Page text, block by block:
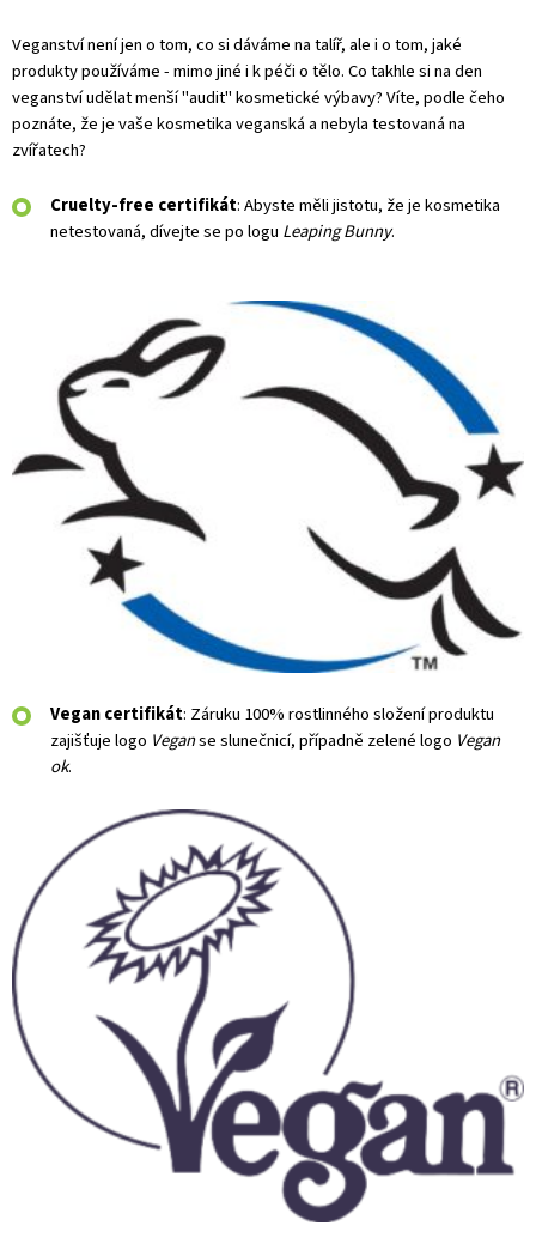
Veganství není jen o tom, co si dáváme na talíř, ale i o tom, jaké
produkty používáme - mimo jiné i k péči o tělo. Co takhle si na den
veganství udělat menší "audit" kosmetické výbavy? Víte, podle čeho
poznáte, že je vaše kosmetika veganská a nebyla testovaná na
zvířatech?
Cruelty-free certifikát: Abyste měli jistotu, že je kosmetika
netestovaná, dívejte se po logu Leaping Bunny.
Vegan certifikát: Záruku 100% rostlinného složení produktu
zajišťuje logo Veganse slunečnicí, případně zelené logo Vegan
ok.